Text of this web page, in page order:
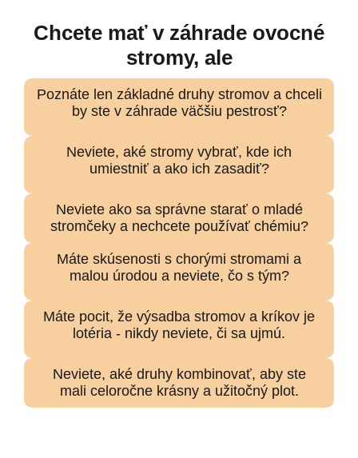
Chcete mať v záhrade ovocné
stromy, ale
Poznáte len základné druhy stromov a chceli
by ste v záhrade väčšiu pestrosť?
Neviete, aké stromy vybrať, kde ich
umiestniť a ako ich zasadiť?
Neviete ako sa správne starať o mladé
stromčeky a nechcete používať chémiu?
Máte skúsenosti s chorými stromami a
malou úrodou a neviete, čo s tým?
Máte pocit, že výsadba stromov a kríkov je
lotéria - nikdy neviete, či sa ujmú.
Neviete, aké druhy kombinovať, aby ste
mali celoročne krásny a užitočný plot.